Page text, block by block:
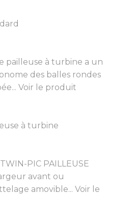
pailleuse à turbine a un
des balles rondes
Voir le produit
à turbine
PIC PAILLEUSE
avant ou
amovible... Voir le